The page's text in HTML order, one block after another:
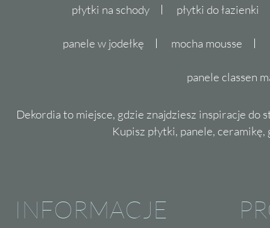
płytki na schody płytki do łazienki
panele w jodełkę mocha mousse
panele classen
Dekordia to miejsce, gdzie znajdziesz inspiracje do
Kupisz płytki, panele,
INFORMACJE